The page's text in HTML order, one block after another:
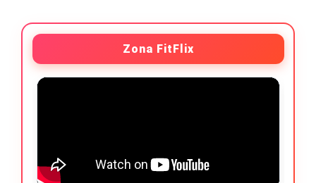
Zona FitFlix